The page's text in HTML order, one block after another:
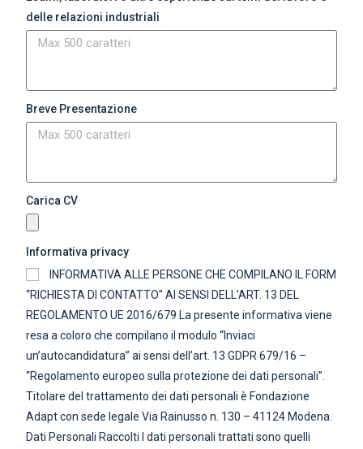
delle relazioni industriali
Breve Presentazione
Carica CV
Informativa privacy
INFORMATIVA ALLE PERSONE CHE COMPILANO IL FORM
“RICHIESTA DI CONTATTO” AI SENSI DELL’ART. 13 DEL
REGOLAMENTO UE 2016/679 La presente informativa viene
resa a coloro che compilano il modulo “Inviaci
un’autocandidatura” ai sensi dell’art. 13 GDPR 679/16 –
“Regolamento europeo sulla protezione dei dati personali”.
Titolare del trattamento dei dati personali è Fondazione
Adapt con sede legale Via Rainusso n. 130 – 41124 Modena.
Dati Personali Raccolti I dati personali trattati sono quelli